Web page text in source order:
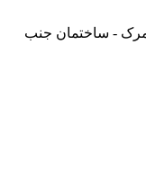
- ساختمان جنب